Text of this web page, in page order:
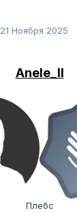
21 Ноября 2025
Anele_ll
Плебс